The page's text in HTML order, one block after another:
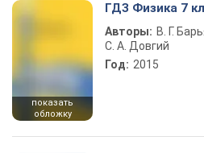
показать
обложку
ГДЗ Физика 7
Авторы: В. Г.
С. А. Довгий
Год: 2015